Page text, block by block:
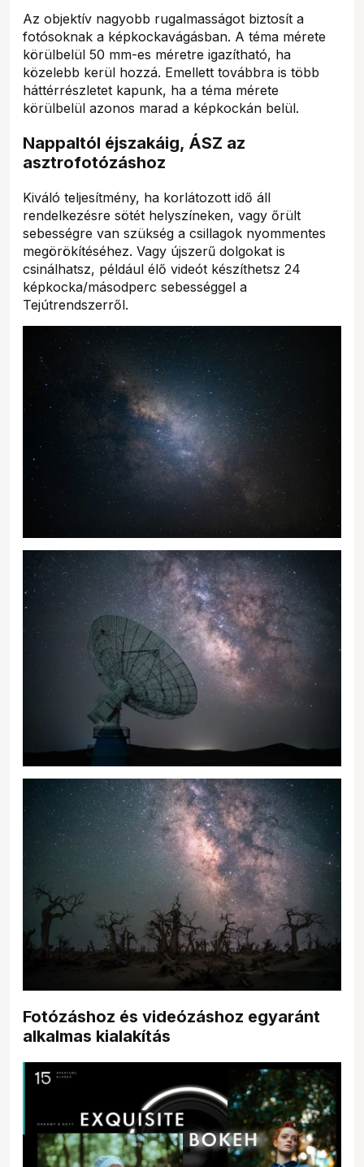
Az objektív nagyobb rugalmasságot biztosít a
fotósoknak a képkockavágásban. A téma mérete
körülbelül 50 mm-es méretre igazítható, ha
közelebb kerül hozzá. Emellett továbbra is több
háttérrészletet kapunk, ha a téma mérete
körülbelül azonos marad a képkockán belül.
Nappaltól éjszakáig, ÁSZ az
asztrofotózáshoz
Kiváló teljesítmény, ha korlátozott idő áll
rendelkezésre sötét helyszíneken, vagy őrült
sebességre van szükség a csillagok nyommentes
megörökítéséhez. Vagy újszerű dolgokat is
csinálhatsz, például élő videót készíthetsz 24
képkocka/másodperc sebességgel a
Tejútrendszerről.
Fotózáshoz és videózáshoz egyaránt
alkalmas kialakítás